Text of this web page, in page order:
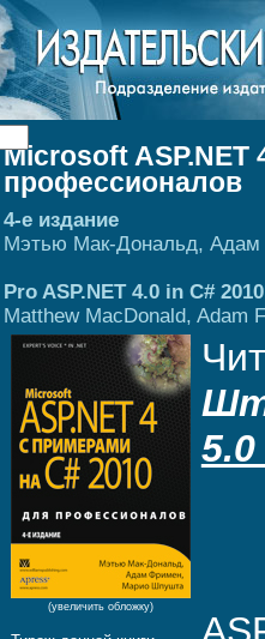
Microsoft ASP.NET
профессионалов
4-е издание
Мэтью Мак-Дональд,
Pro ASP.NET 4.0 in C#
Matthew MacDonald, Adam
(увеличить обложку)